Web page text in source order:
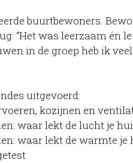
buurtbewoners.
“Het was leerzaam én
in de groep heb ik veel
uitgevoerd:
kozijnen en
waar lekt de lucht je
waar lekt de warmte je